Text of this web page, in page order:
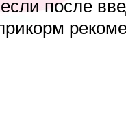
после